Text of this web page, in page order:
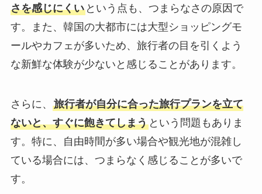
さを感じにくいという点も、つまらなさの原因で
す。また、韓国の大都市には大型ショッピングモ
ールやカフェが多いため、旅行者の目を引くよう
な新鮮な体験が少ないと感じることがあります。
さらに、 旅行者が自分に合った旅行プランを立て
ないと、すぐに飽きてしまうという問題もありま
す。特に、自由時間が多い場合や観光地が混雑し
ている場合には、つまらなく感じることが多いで
す。